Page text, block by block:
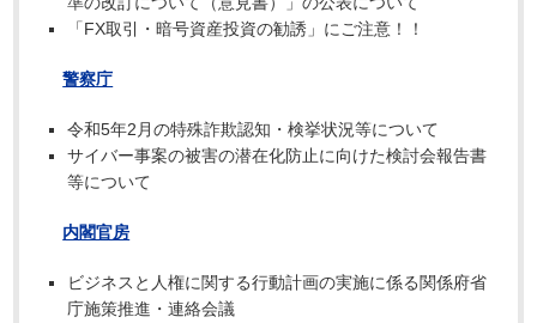
「FX取引・暗号資産投資の勧誘」にご注意！！
警察庁
令和5年2月の特殊詐欺認知・検挙状況等について
サイバー事案の被害の潜在化防止に向けた検討会報告書
等について
内閣官房
ビジネスと人権に関する行動計画の実施に係る関係府省
庁施策推進・連絡会議